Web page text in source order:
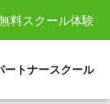
料スクール体験
ートナースクール